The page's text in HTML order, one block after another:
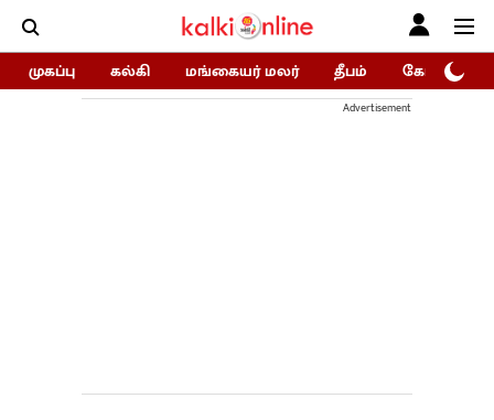
முகப்பு கல்கி மங்கையர் மலர் தீபம் கோகுலம்/
Advertisement